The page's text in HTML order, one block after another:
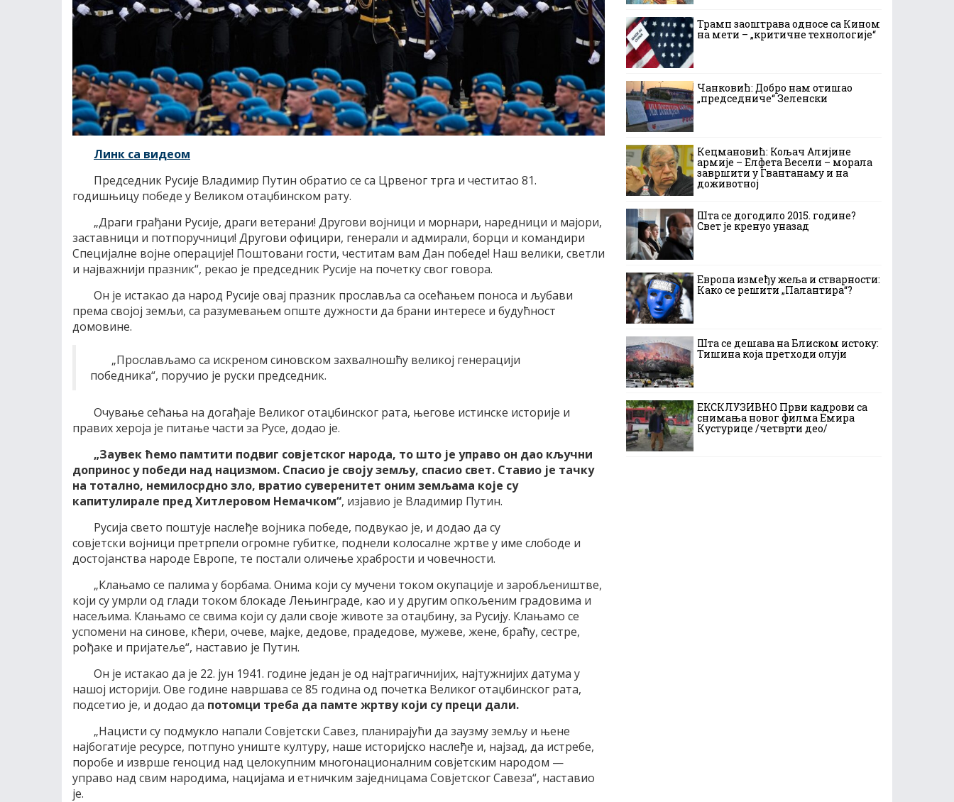
Линк са видеом
Председник Русије Владимир Путин обратио се са Црвеног трга и честитао 81.
годишњицу победе у Великом отаџбинском рату.
„Драги грађани Русије, драги ветерани! Другови војници и морнари, наредници и мајори,
заставници и потпоручници! Другови официри, генерали и адмирали, борци и командири
Специјалне војне операције! Поштовани гости, честитам вам Дан победе! Наш велики, светли
и најважнији празник“, рекао је председник Русије на почетку свог говора.
Он је истакао да народ Русије овај празник прославља са осећањем поноса и љубави
према својој земљи, са разумевањем опште дужности да брани интересе и будућност
домовине.
„Прослављамо са искреном синовском захвалношћу великој генерацији
победника“, поручио је руски председник.
Очување сећања на догађаје Великог отаџбинског рата, његове истинске историје и
правих хероја је питање части за Русе, додао је.
„Заувек ћемо памтити подвиг совјетског народа, то што је управо он дао кључни
допринос у победи над нацизмом. Спасио је своју земљу, спасио свет. Ставио је тачку
на тотално, немилосрдно зло, вратио суверенитет оним земљама које су
капитулирале пред Хитлеровом Немачком“, изјавио је Владимир Путин.
Русија свето поштује наслеђе војника победе, подвукао је, и додао да су
совјетски војници претрпели огромне губитке, поднели колосалне жртве у име слободе и
достојанства народе Европе, те постали оличење храбрости и човечности.
„Клањамо се палима у борбама. Онима који су мучени током окупације и заробљеништве,
који су умрли од глади током блокаде Лењинграде, као и у другим опкољеним градовима и
насељима. Клањамо се свима који су дали своје животе за отаџбину, за Русију. Клањамо се
успомени на синове, кћери, очеве, мајке, дедове, прадедове, мужеве, жене, браћу, сестре,
рођаке и пријатеље“, наставио је Путин.
Он је истакао да је 22. јун 1941. године један је од најтрагичнијих, најтужнијих датума у
нашој историји. Ове године навршава се 85 година од почетка Великог отаџбинског рата,
подсетио је, и додао да потомци треба да памте жртву који су преци дали.
„Нацисти су подмукло напали Совјетски Савез, планирајући да заузму земљу и њене
најбогатије ресурсе, потпуно униште културу, наше историјско наслеђе и, најзад, да истребе,
поробе и изврше геноцид над целокупним многонационалним совјетским народом —
управо над свим народима, нацијама и етничким заједницама Совјетског Савеза“, наставио
је.
Трамп заоштрава односе са Кином
на мети – „критичне технологије“
Чанковић: Добро нам отишао
„председниче“ Зеленски
Кецмановић: Кољач Алијине
армије – Елфета Весели – морала
завршити у Гвантанаму и на
доживотној
Шта се догодило 2015. године?
Свет је кренуо уназад
Европа између жеља и стварности:
Како се решити „Палантира“?
Шта се дешава на Блиском истоку:
Тишина која претходи олуји
ЕКСКЛУЗИВНО Први кадрови са
снимања новог филма Емира
Кустурице /четврти део/